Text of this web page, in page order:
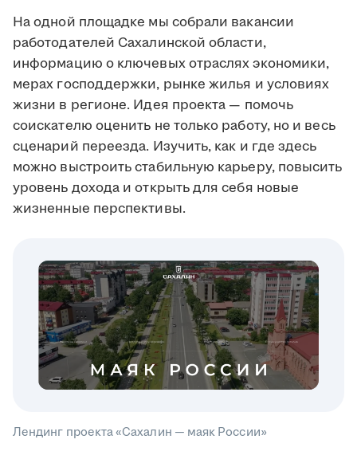
На одной площадке мы собрали вакансии
работодателей Сахалинской области,
информацию о ключевых отраслях экономики,
мерах господдержки, рынке жилья и условиях
жизни в регионе. Идея проекта — помочь
соискателю оценить не только работу, но и весь
сценарий переезда. Изучить, как и где здесь
можно выстроить стабильную карьеру, повысить
уровень дохода и открыть для себя новые
жизненные перспективы.
Лендинг проекта «Сахалин — маяк России»